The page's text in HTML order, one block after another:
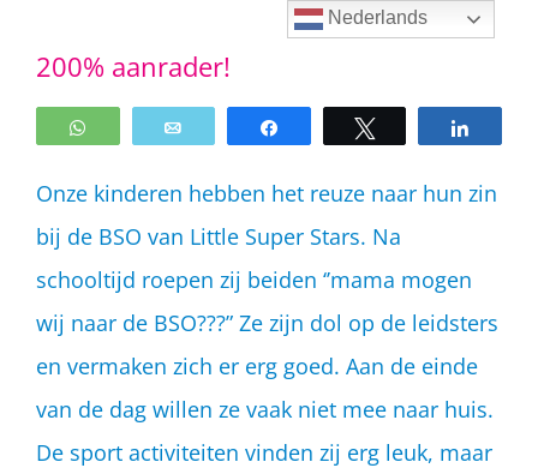
naar
inhoud
200% aanrader!
WhatsApp
Onze kinderen hebben het reuze naar hun zin
bij de BSO van Little Super Stars. Na
schooltijd roepen zij beiden ‘’mama mogen
wij naar de BSO???” Ze zijn dol op de leidsters
en vermaken zich er erg goed. Aan de einde
van de dag willen ze vaak niet mee naar huis.
De sport activiteiten vinden zij erg leuk, maar
Nederlands